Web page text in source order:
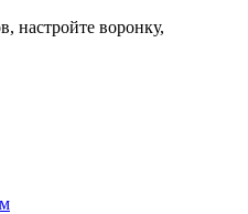
настройте воронку,